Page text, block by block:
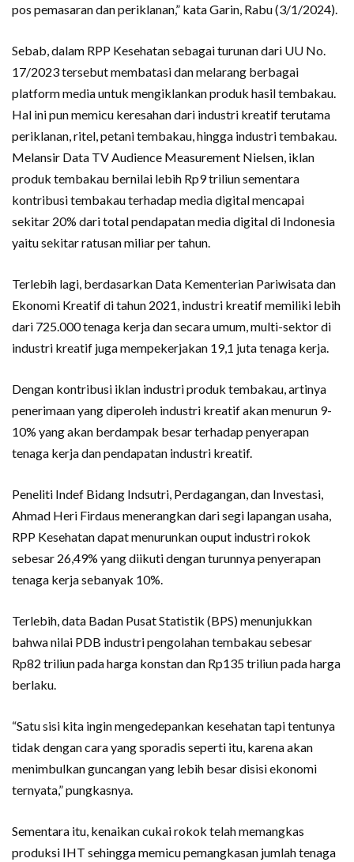
pos pemasaran dan periklanan,” kata Garin, Rabu (3/1/2024).
Sebab, dalam RPP Kesehatan sebagai turunan dari UU No.
17/2023 tersebut membatasi dan melarang berbagai
platform media untuk mengiklankan produk hasil tembakau.
Hal ini pun memicu keresahan dari industri kreatif terutama
periklanan, ritel, petani tembakau, hingga industri tembakau.
Melansir Data TV Audience Measurement Nielsen, iklan
produk tembakau bernilai lebih Rp9 triliun sementara
kontribusi tembakau terhadap media digital mencapai
sekitar 20% dari total pendapatan media digital di Indonesia
yaitu sekitar ratusan miliar per tahun.
Terlebih lagi, berdasarkan Data Kementerian Pariwisata dan
Ekonomi Kreatif di tahun 2021, industri kreatif memiliki lebih
dari 725.000 tenaga kerja dan secara umum, multi-sektor di
industri kreatif juga mempekerjakan 19,1 juta tenaga kerja.
Dengan kontribusi iklan industri produk tembakau, artinya
penerimaan yang diperoleh industri kreatif akan menurun 9-
10% yang akan berdampak besar terhadap penyerapan
tenaga kerja dan pendapatan industri kreatif.
Peneliti Indef Bidang Indsutri, Perdagangan, dan Investasi,
Ahmad Heri Firdaus menerangkan dari segi lapangan usaha,
RPP Kesehatan dapat menurunkan ouput industri rokok
sebesar 26,49% yang diikuti dengan turunnya penyerapan
tenaga kerja sebanyak 10%.
Terlebih, data Badan Pusat Statistik (BPS) menunjukkan
bahwa nilai PDB industri pengolahan tembakau sebesar
Rp82 triliun pada harga konstan dan Rp135 triliun pada harga
berlaku.
“Satu sisi kita ingin mengedepankan kesehatan tapi tentunya
tidak dengan cara yang sporadis seperti itu, karena akan
menimbulkan guncangan yang lebih besar disisi ekonomi
ternyata,” pungkasnya.
Sementara itu, kenaikan cukai rokok telah memangkas
produksi IHT sehingga memicu pemangkasan jumlah tenaga